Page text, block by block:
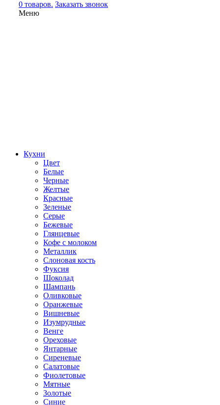
0 товаров. Заказать звонок
Меню
Кухни
Цвет
Белые
Черные
Желтые
Красные
Зеленые
Серые
Бежевые
Глянцевые
Кофе с молоком
Металлик
Слоновая кость
Фуксия
Шоколад
Шампань
Оливковые
Оранжевые
Вишневые
Изумрудные
Венге
Ореховые
Янтарные
Сиреневые
Салатовые
Фиолетовые
Мятные
Золотые
Синие